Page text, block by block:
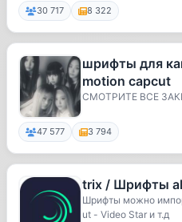
30 717 8 322
шрифты для
motion capcut
СМОТРИТЕ ВСЕ
47 577 3 794
trix / Шрифты
Шрифты можно
ut - Video Star и т.д